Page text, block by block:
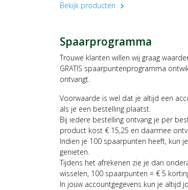
Bekijk producten
chevron_right
Spaarprogramma
Trouwe klanten willen wij graag
GRATIS spaarpuntenprogramma
ontvangt.
Voorwaarde is wel dat je altijd een
als je een bestelling plaatst.
Bij iedere bestelling ontvang je per
product kost € 15,25 en daarmee
Indien je 100 spaarpunten heeft, kun
genieten.
Tijdens het afrekenen zie je dan
wisselen, 100 spaarpunten = € 5
In jouw accountgegevens kun je altijd